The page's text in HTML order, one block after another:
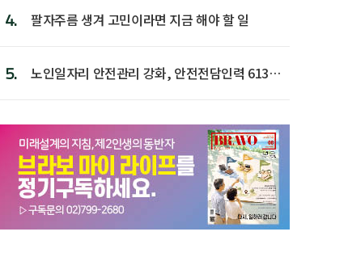
4. 팔자주름 생겨 고민이라면 지금 해야 할 일
5.
노인일자리 안전관리 강화, 안전전담인력 613명